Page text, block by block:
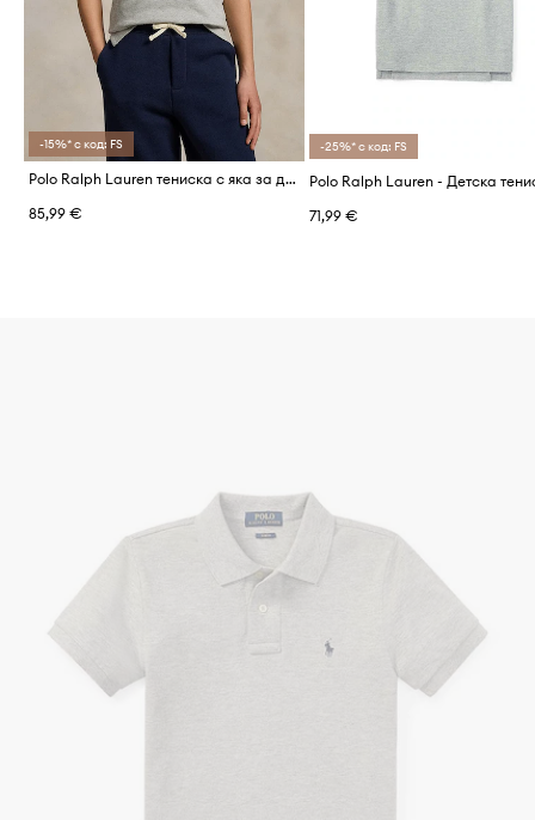
-15%* с код: FS
Polo Ralph Lauren тениска с яка за деца от памук
85,99 €
-25%* с код: FS
71,99 €